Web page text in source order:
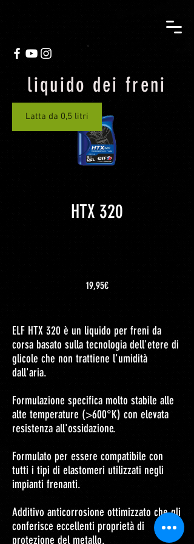
liquido dei freni
Latta da 0,5 litri
HTX 320
19,95€Prezzo
ELF HTX 320 è un liquido per freni da
corsa basato sulla tecnologia dell'etere di
glicole che non trattiene l'umidità
dall'aria.
Formulazione specifica molto stabile alle
alte temperature (>600°K) con elevata
resistenza all'ossidazione.
Formulato per essere compatibile con
tutti i tipi di elastomeri utilizzati negli
impianti frenanti.
Additivo anticorrosione ottimizzato che gli
conferisce eccellenti proprietà di
protezione del metallo.